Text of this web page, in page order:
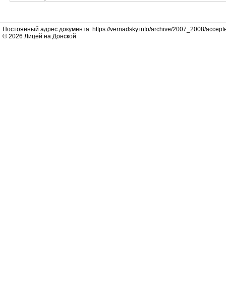
Постоянный адрес документа: https://vernadsky.info/archive/2007_2008/
© 2026 Лицей на Донской